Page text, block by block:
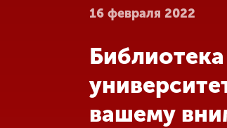
Об университете
Абитуриенту
Обучение
16 февраля 2022
вашему